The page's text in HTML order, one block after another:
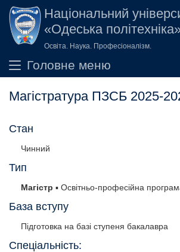
Перейти до основного вмісту
Національний
«Одеська
Освіта. Наука. Професіоналізм.
Головне меню
Магістратура ПЗСБ 2025-
Стан
Чинний
Тип
Магістр ▪ Освітньо-професійна
База вступу
Підготовка на базі ступеня бакалавра
Спеціальність: